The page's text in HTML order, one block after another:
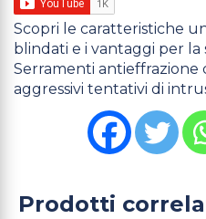
Scopri le caratteristiche
blindati e i vantaggi per la
Serramenti antieffrazione
aggressivi tentativi di
Prodotti